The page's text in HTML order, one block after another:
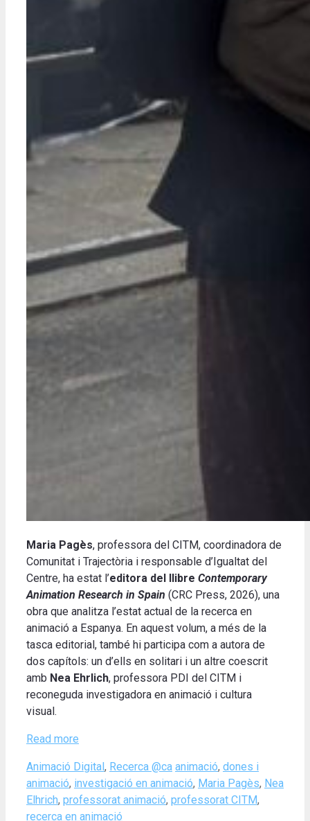
Maria Pagès, professora del CITM, coordinadora de
Comunitat i Trajectòria i responsable d’Igualtat del
Centre, ha estat l’editora del llibre Contemporary
Animation Research in Spain (CRC Press, 2026), una
obra que analitza l’estat actual de la recerca en
animació a Espanya. En aquest volum, a més de la
tasca editorial, també hi participa com a autora de
dos capítols: un d’ells en solitari i un altre coescrit
amb Nea Ehrlich, professora PDI del CITM i
reconeguda investigadora en animació i cultura
visual.
Read more
Categories
Animació Digital , Recerca @ca Tags
animació, dones i
animació, investigació en animació, Maria Pagès, Nea
Elhrich, professorat animació, professorat CITM,
recerca en animació